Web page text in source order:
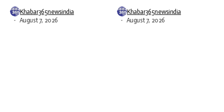
Khabar365newsindia
August 7, 2026
Khabar365newsindia
August 7, 2026